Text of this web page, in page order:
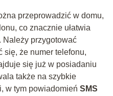
przeprowadzić w domu,
co znacznie ułatwia
Należy przygotować
się, że numer telefonu,
się już w posiadaniu
także na szybkie
w tym powiadomień SMS